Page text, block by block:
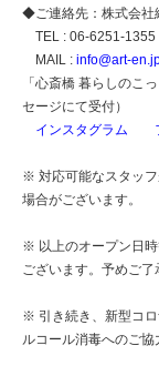
◆ご連絡先：株式会社
TEL : 06-6251-1355
MAIL : info@art-
「心斎橋 暮らしのこ
セージにて受付）
インスタグラム
※ 対応可能なスタッ
場合がございます。
※ 以上のオープン日
ございます。予めご了
※ 引き続き、新型コ
ルコール消毒へのご協